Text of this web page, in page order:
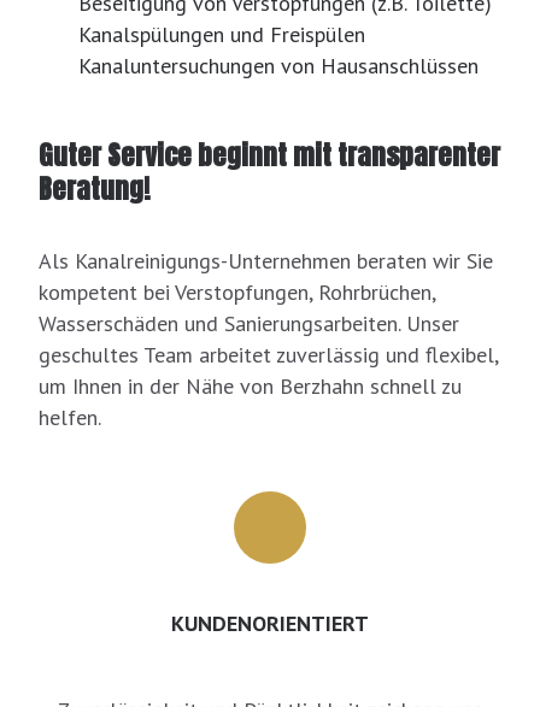
Kanalspülungen und Freispülen
Kanaluntersuchungen von Hausanschlüssen
Guter Service beginnt mit transparenter
Beratung!
Als Kanalreinigungs-Unternehmen beraten wir Sie
kompetent bei Verstopfungen, Rohrbrüchen,
Wasserschäden und Sanierungsarbeiten. Unser
geschultes Team arbeitet zuverlässig und flexibel,
um Ihnen in der Nähe von Berzhahn schnell zu
helfen.
KUNDENORIENTIERT